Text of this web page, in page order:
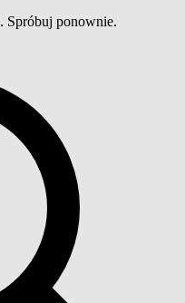
Spróbuj ponownie.